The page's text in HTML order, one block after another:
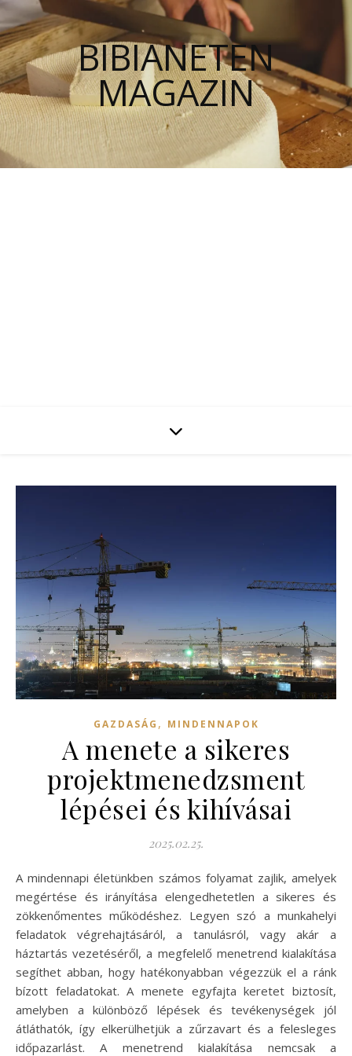
BIBIANETEN
MAGAZIN
GAZDASÁG , MINDENNAPOK
A menete a sikeres
projektmenedzsment
lépései és kihívásai
2025.02.25.
A mindennapi életünkben számos folyamat zajlik, amelyek
megértése és irányítása elengedhetetlen a sikeres és
zökkenőmentes működéshez. Legyen szó a munkahelyi
feladatok végrehajtásáról, a tanulásról, vagy akár a
háztartás vezetéséről, a megfelelő menetrend kialakítása
segíthet abban, hogy hatékonyabban végezzük el a ránk
bízott feladatokat. A menete egyfajta keretet biztosít,
amelyben a különböző lépések és tevékenységek jól
átláthatók, így elkerülhetjük a zűrzavart és a felesleges
időpazarlást. A menetrend kialakítása nemcsak a